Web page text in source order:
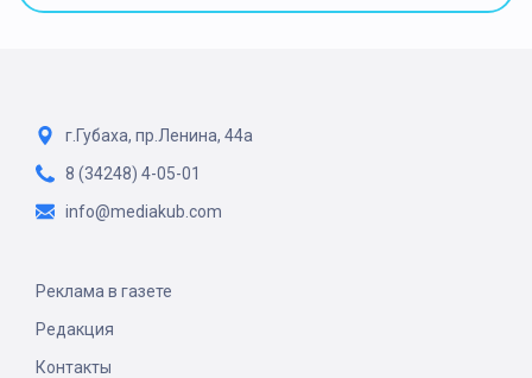
г.Губаха, пр.Ленина, 44а
8 (34248) 4-05-01
info@mediakub.com
Реклама в газете
Редакция
Контакты